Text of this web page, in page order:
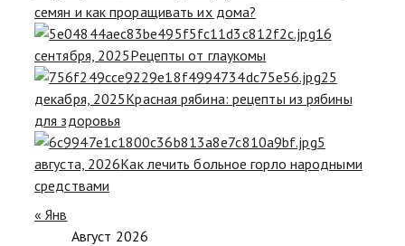
семян и как проращивать их дома?
16
сентября, 2025Рецепты от глаукомы
25
декабря, 2025Красная рябина: рецепты из рябины
для здоровья
5
августа, 2026Как лечить больное горло народными
средствами
« Янв
Август 2026